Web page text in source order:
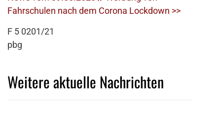
Fahrschulen nach dem Corona Lockdown >>
F 5 0201/21
pbg
Weitere aktuelle Nachrichten